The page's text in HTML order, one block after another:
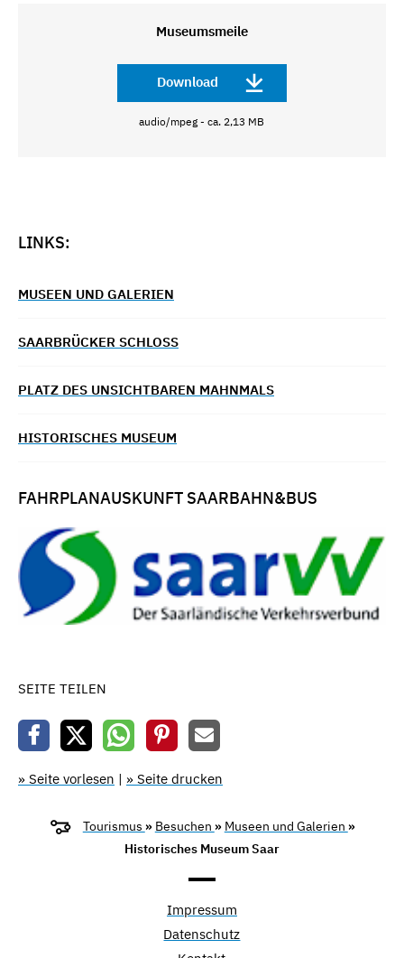
Museumsmeile
Download
audio/mpeg - ca. 2,13 MB
LINKS:
MUSEEN UND GALERIEN
SAARBRÜCKER SCHLOSS
PLATZ DES UNSICHTBAREN MAHNMALS
HISTORISCHES MUSEUM
FAHRPLANAUSKUNFT SAARBAHN&BUS
SEITE TEILEN
» Seite vorlesen | » Seite drucken
Tourismus » Besuchen » Museen und Galerien »
Historisches Museum Saar
Impressum
Datenschutz